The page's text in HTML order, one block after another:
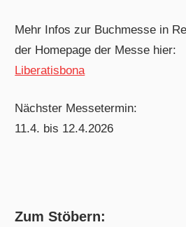
Mehr Infos zur Buchmesse in
der Homepage der Messe hier:
Liberatisbona
Nächster Messetermin:
11.4. bis 12.4.2026
Zum Stöbern: